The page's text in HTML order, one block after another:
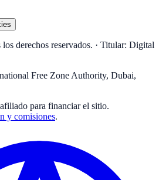
derechos reservados. · Titular: Digital
Free Zone Authority, Dubai,
para financiar el sitio.
y comisiones.